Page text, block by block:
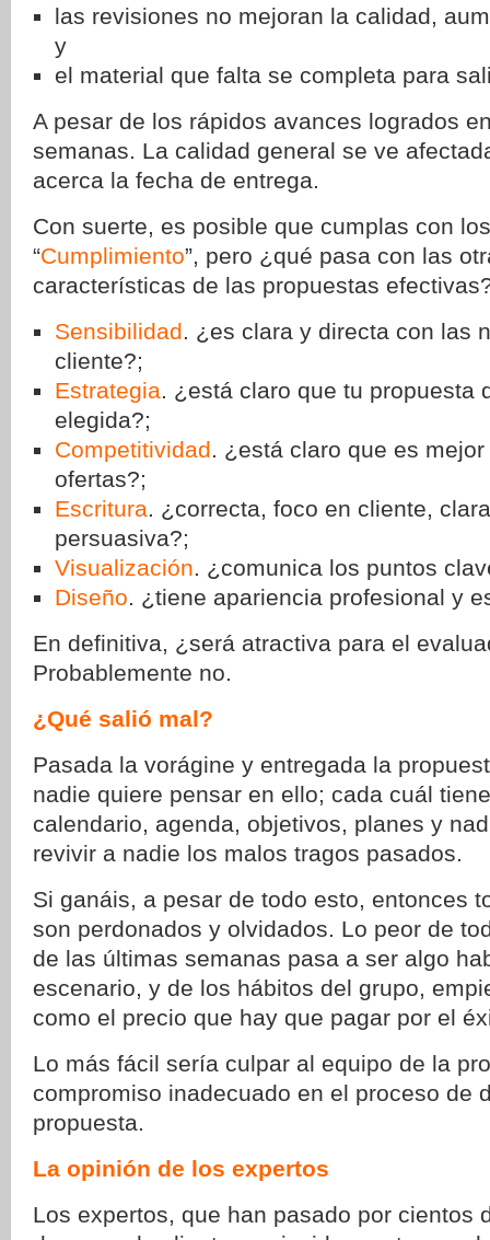
las revisiones no mejoran la calidad,
y
el material que falta se completa para
A pesar de los rápidos avances logrados
semanas. La calidad general se ve
acerca la fecha de entrega.
Con suerte, es posible que cumplas con
“Cumplimiento”, pero ¿qué pasa con las
características de las propuestas
Sensibilidad. ¿es clara y directa con las
cliente?;
Estrategia. ¿está claro que tu propuesta
elegida?;
Competitividad. ¿está claro que es
ofertas?;
Escritura. ¿correcta, foco en cliente,
persuasiva?;
Visualización. ¿comunica los puntos
Diseño. ¿tiene apariencia profesional y
En definitiva, ¿será atractiva para el
Probablemente no.
¿Qué salió mal?
Pasada la vorágine y entregada la
nadie quiere pensar en ello; cada cuál
calendario, agenda, objetivos, planes y
revivir a nadie los malos tragos pasados.
Si ganáis, a pesar de todo esto, entonces
son perdonados y olvidados. Lo peor de
de las últimas semanas pasa a ser algo
escenario, y de los hábitos del grupo,
como el precio que hay que pagar por el
Lo más fácil sería culpar al equipo de la
compromiso inadecuado en el proceso de
propuesta.
La opinión de los expertos
Los expertos, que han pasado por cientos